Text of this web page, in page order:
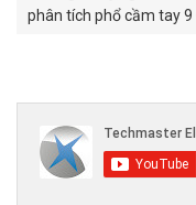
phân tích phổ cầm tay 9